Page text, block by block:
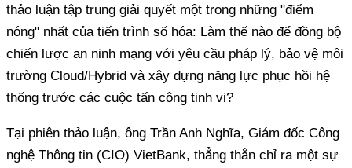
thảo luận tập trung giải quyết một trong những "điểm
nóng" nhất của tiến trình số hóa: Làm thế nào để đồng bộ
chiến lược an ninh mạng với yêu cầu pháp lý, bảo vệ môi
trường Cloud/Hybrid và xây dựng năng lực phục hồi hệ
thống trước các cuộc tấn công tinh vi?
Tại phiên thảo luận, ông Trần Anh Nghĩa, Giám đốc Công
nghệ Thông tin (CIO) VietBank, thẳng thắn chỉ ra một sự